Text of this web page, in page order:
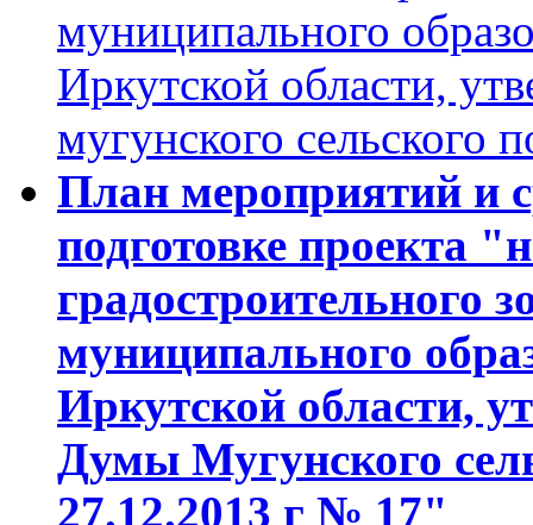
муниципального
Иркутской области,
мугунского сельского
План мероприятий и
подготовке проекта
градостроительного
муниципального
Иркутской области,
Думы Мугунского
27.12.2013 г № 17"